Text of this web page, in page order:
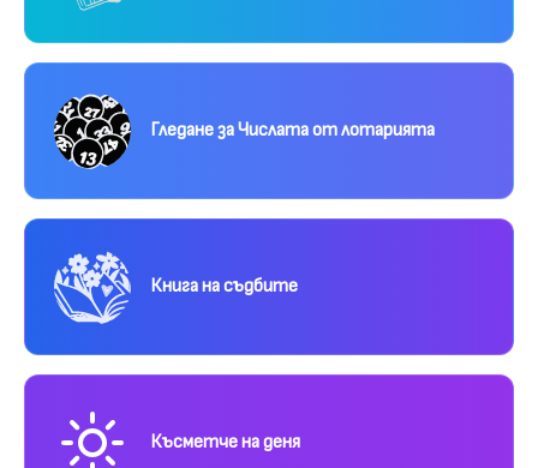
Гледане за Числата от лотарията
Книга на съдбите
Късметче на деня